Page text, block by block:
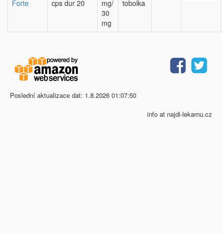
Forte
cps dur 20
mg/
30
mg
tobolka
Poslední aktualizace dat: 1.8.2026 01:07:50
info at najdi-lekarnu.cz